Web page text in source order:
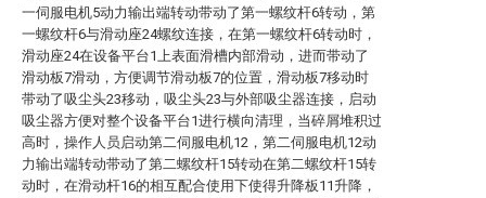
一伺服电机5动力输出端转动带动了第一螺纹杆6转动，第
一螺纹杆6与滑动座24螺纹连接，在第一螺纹杆6转动时，
滑动座24在设备平台1上表面滑槽内部滑动，进而带动了
滑动板7滑动，方便调节滑动板7的位置，滑动板7移动时
带动了吸尘头23移动，吸尘头23与外部吸尘器连接，启动
吸尘器方便对整个设备平台1进行横向清理，当碎屑堆积过
高时，操作人员启动第二伺服电机12，第二伺服电机12动
力输出端转动带动了第二螺纹杆15转动在第二螺纹杆15转
动时，在滑动杆16的相互配合使用下使得升降板11升降，